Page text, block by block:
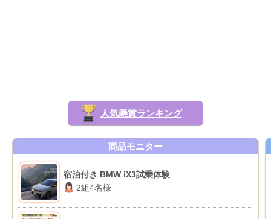
人気懸賞ランキング
商品モニター
宿泊付き BMW iX3試乗体験
2組4名様